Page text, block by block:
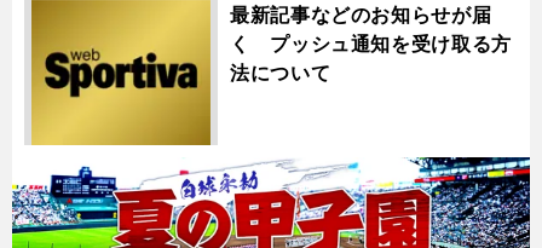
最新記事などのお知らせが届
く プッシュ通知を受け取る方
法について